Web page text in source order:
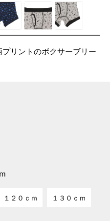
リントのボクサーブリー
１２０ｃｍ １３０ｃｍ